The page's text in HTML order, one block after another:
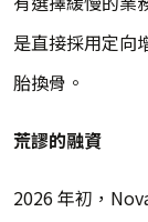
是直接採用定向
胎換骨。
荒謬的融資
2026 年初，